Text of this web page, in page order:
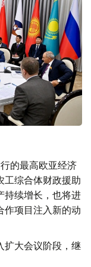
的最高欧亚经济
工综合体财政援助
持续增长，也将进
作项目注入新的动
扩大会议阶段，继